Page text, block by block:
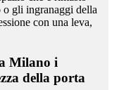
o gli ingranaggi della
con una leva,
Milano i
della porta